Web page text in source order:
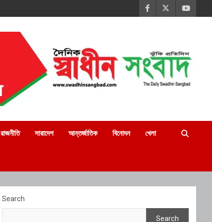
রাজনীতি সারাদেশ আন্তর্জাতিক বিনোদন খেলা
Search
Search